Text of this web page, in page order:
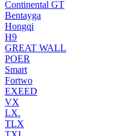
Continental GT
Bentayga
Hongqi
H9
GREAT WALL
POER
Smart
Fortwo
EXEED
VX
LX.
TLX